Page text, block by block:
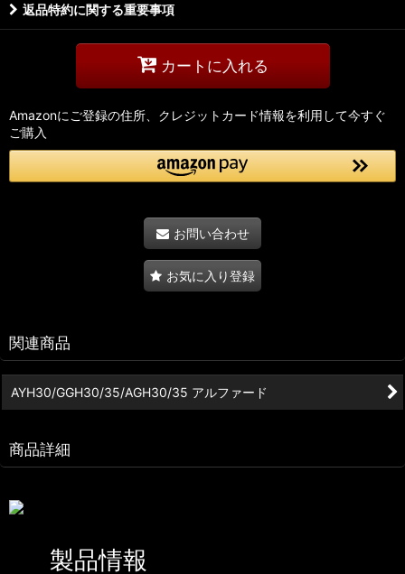
返品特約に関する重要事項
カートに入れる
Amazonにご登録の住所、クレジットカード情報を利用して今すぐ
ご購入
お問い合わせ
お気に入り登録
関連商品
AYH30/GGH30/35/AGH30/35 アルファード
商品詳細
製品情報